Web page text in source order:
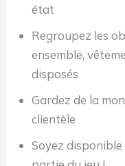
état
Regroupez les
ensemble,
disposés
Gardez de la
clientèle
Soyez